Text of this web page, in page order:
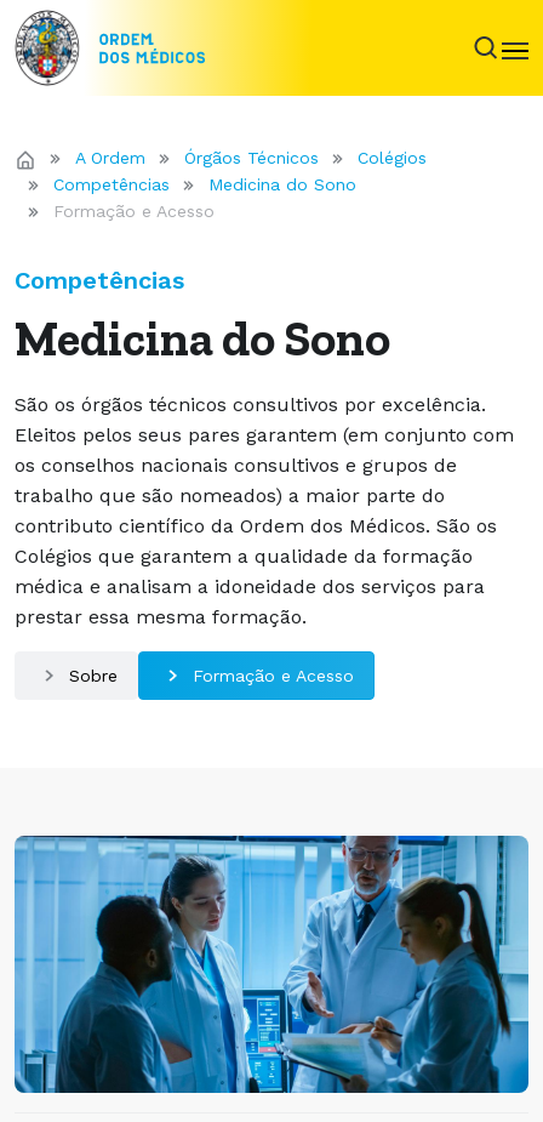
A Ordem Órgãos Técnicos
Colégios
Competências
Medicina do Sono
Formação e Acesso
Competências
Medicina do Sono
São os órgãos técnicos consultivos por excelência.
Eleitos pelos seus pares garantem (em conjunto com
os conselhos nacionais consultivos e grupos de
trabalho que são nomeados) a maior parte do
contributo científico da Ordem dos Médicos. São os
Colégios que garantem a qualidade da formação
médica e analisam a idoneidade dos serviços para
prestar essa mesma formação.
Sobre Formação e Acesso